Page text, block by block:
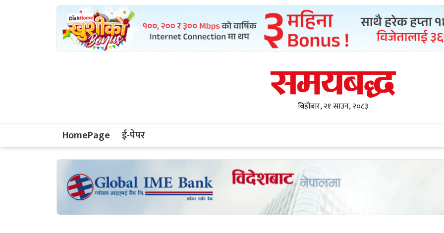
बिहीबार, २१ साउन, २०८३
HomePage ई-पेपर